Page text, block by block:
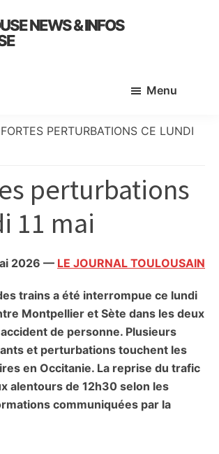
NEWS & INFOS
Menu
PERTURBATIONS CE LUNDI
perturbations
11 mai
2026 — LE JOURNAL TOULOUSAIN
trains a été interrompue ce lundi
Montpellier et Sète dans les deux
de personne. Plusieurs
et perturbations touchent les
en Occitanie. La reprise du trafic
alentours de 12h30 selon les
communiquées par la